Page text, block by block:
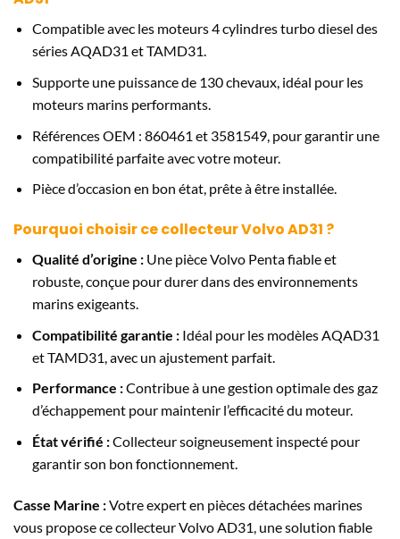
Compatible avec les moteurs 4 cylindres turbo diesel des
séries AQAD31 et TAMD31.
Supporte une puissance de 130 chevaux, idéal pour les
moteurs marins performants.
Références OEM : 860461 et 3581549, pour garantir une
compatibilité parfaite avec votre moteur.
Pièce d’occasion en bon état, prête à être installée.
Pourquoi choisir ce collecteur Volvo AD31 ?
Qualité d’origine :Une pièce Volvo Penta fiable et
robuste, conçue pour durer dans des environnements
marins exigeants.
Compatibilité garantie :Idéal pour les modèles AQAD31
et TAMD31, avec un ajustement parfait.
Performance :Contribue à une gestion optimale des gaz
d’échappement pour maintenir l’efficacité du moteur.
État vérifié :Collecteur soigneusement inspecté pour
garantir son bon fonctionnement.
Casse Marine :Votre expert en pièces détachées marines
vous propose ce collecteur Volvo AD31, une solution fiable